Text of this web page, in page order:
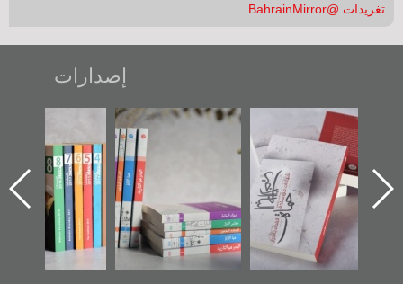
تغريدات @BahrainMirror
إصدارات
"حماة الباب الأخير":
الإصدار الأول عن
اعتصام الدراز
وأحداث ساحة
الفداء لمركز أوال
للدراسات والتوثيق
تصنيف موضوعي
للوثائق البريطانية
يقدمه «مركز أوال»
في سلسلة من 5
كتب
تصدر حصاد
الساحات 2019